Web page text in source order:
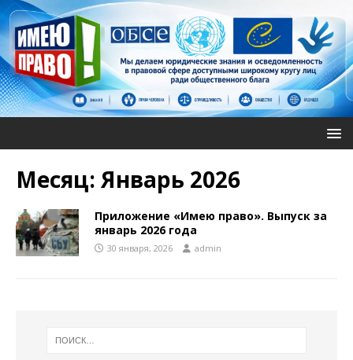
Месяц: Январь 2026
Приложение «Имею право». Выпуск за
январь 2026 года
30 января, 2026 admin